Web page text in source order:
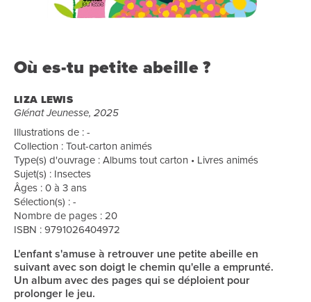
Où es-tu petite abeille ?
LIZA LEWIS
Glénat Jeunesse, 2025
Illustrations de : -
Collection : Tout-carton animés
Type(s) d'ouvrage : Albums tout carton • Livres animés
Sujet(s) : Insectes
Âges : 0 à 3 ans
Sélection(s) : -
Nombre de pages : 20
ISBN : 9791026404972
L'enfant s'amuse à retrouver une petite abeille en
suivant avec son doigt le chemin qu'elle a emprunté.
Un album avec des pages qui se déploient pour
prolonger le jeu.